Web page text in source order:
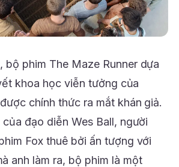
bộ phim The Maze Runner dựa
khoa học viễn tưởng của
chính thức ra mắt khán giả.
đạo diễn Wes Ball, người
Fox thuê bởi ấn tượng với
anh làm ra, bộ phim là một